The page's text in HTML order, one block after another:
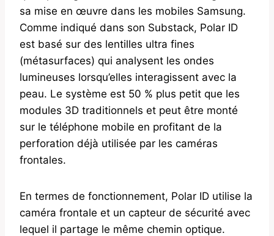
sa mise en œuvre dans les mobiles Samsung.
Comme indiqué dans son Substack, Polar ID
est basé sur des lentilles ultra fines
(métasurfaces) qui analysent les ondes
lumineuses lorsqu’elles interagissent avec la
peau. Le système est 50 % plus petit que les
modules 3D traditionnels et peut être monté
sur le téléphone mobile en profitant de la
perforation déjà utilisée par les caméras
frontales.
En termes de fonctionnement, Polar ID utilise la
caméra frontale et un capteur de sécurité avec
lequel il partage le même chemin optique.